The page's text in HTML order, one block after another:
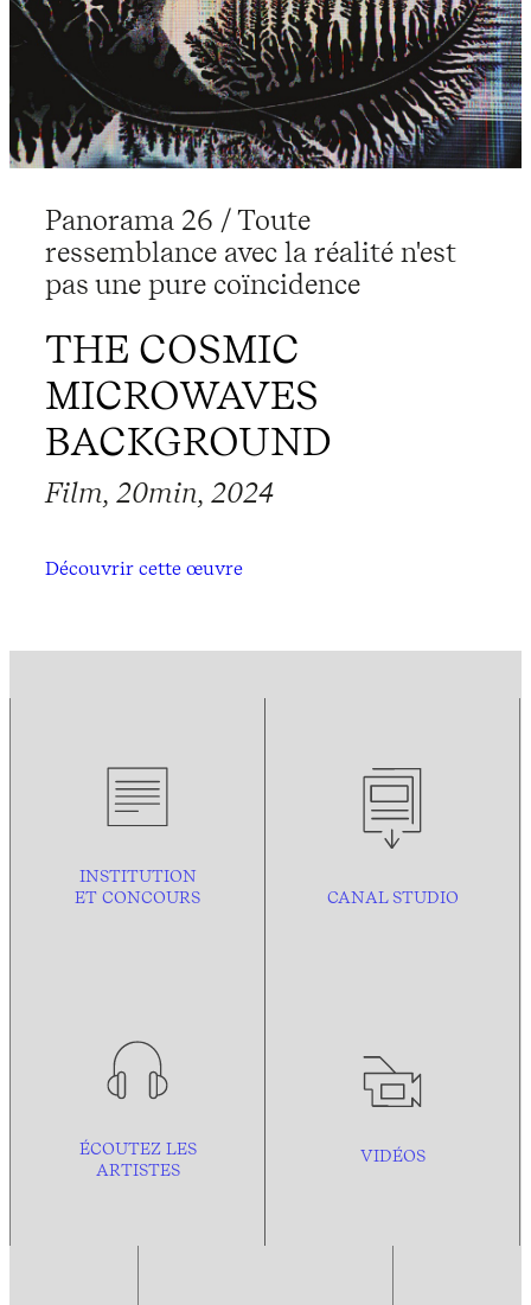
Panorama 26 / Toute
ressemblance avec la réalité n'est
pas une pure coïncidence
THE COSMIC
MICROWAVES
BACKGROUND
Film, 20min, 2024
Découvrir cette œuvre
INSTITUTION
ET CONCOURS
CANAL STUDIO
ÉCOUTEZ LES
ARTISTES
VIDÉOS